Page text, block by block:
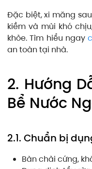
Đặc biệt, xi măng
kiềm và mùi khó
khỏe. Tìm hiểu ngay
an toàn tại nhà.
2. Hướng
Bể Nước
2.1. Chuẩn bị
Bàn chải cứng,